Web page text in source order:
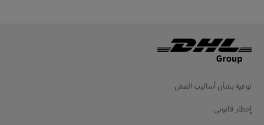
توعية بشأن أساليب الغش
إخطار قانوني